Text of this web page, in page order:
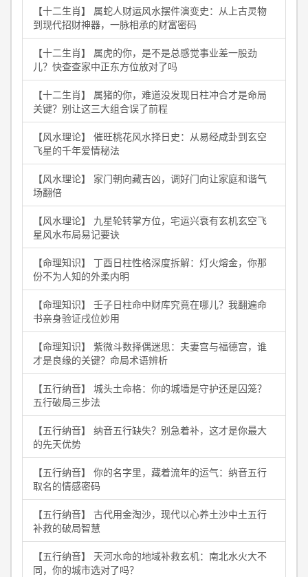
【十二生肖】 属蛇人财运风水摆件演变史：从上古灵物
到现代招财神器，一脉相承的财富密码
【十二生肖】 属虎的你，是不是总感觉事业差一股劲
儿？快查查家中正东方位放对了吗
【十二生肖】 属猪的你，难道没发现日柱冲合才是命局
关键？别让这三大组合误了前程
【风水理论】 催旺桃花风水择日史：从易经咸卦到玄空
飞星的千年爱情秘法
【风水理论】 家门朝向藏吉凶，调好门向让家庭和谐气
场翻倍
【风水理论】 九星轮转掌方位，宅运兴衰有玄机玄空飞
星风水布局易记要诀
【命理知识】 丁酉日柱性格深度拆解：灯火熔金，你那
份不为人知的外柔内明
【命理知识】 壬子日柱命中财库究竟在哪儿？我翻遍命
书亲身验证戌位妙用
【命理知识】 紫微斗数择偶迷思：夫妻宫与福德宫，谁
才是良缘的关键？命局术语辨析
【五行纳音】 城头土命格：你的城墙是守护还是囚笼？
五行破局三步法
【五行纳音】 纳音五行缺失？别急着补，这才是你最大
的先天优势
【五行纳音】 你的名字里，藏着流年的运气：纳音五行
取名的情感密码
【五行纳音】 古代用金淘沙，现代以心养土沙中土五行
补救的破局智慧
【五行纳音】 天河水命的地域补救玄机：南北水火大不
同，你的城市选对了吗？